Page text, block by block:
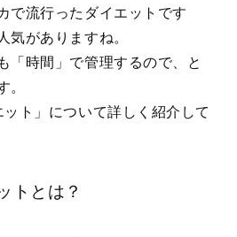
で流行ったダイエットです
気がありますね。
「時間」で管理するので、と
。
ト」について詳しく紹介して
トとは？